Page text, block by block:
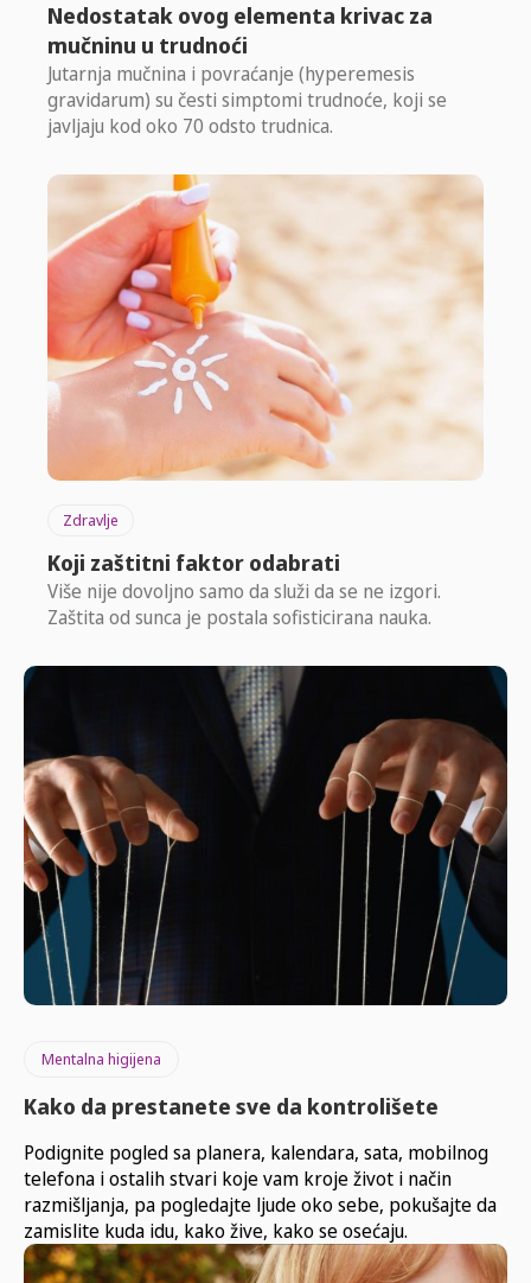
Nedostatak ovog elementa krivac za
mučninu u trudnoći
Jutarnja mučnina i povraćanje (hyperemesis
gravidarum) su česti simptomi trudnoće, koji se
javljaju kod oko 70 odsto trudnica.
Zdravlje
Koji zaštitni faktor odabrati
Više nije dovoljno samo da služi da se ne izgori.
Zaštita od sunca je postala sofisticirana nauka.
Mentalna higijena
Kako da prestanete sve da kontrolišete
Podignite pogled sa planera, kalendara, sata, mobilnog
telefona i ostalih stvari koje vam kroje život i način
razmišljanja, pa pogledajte ljude oko sebe, pokušajte da
zamislite kuda idu, kako žive, kako se osećaju.